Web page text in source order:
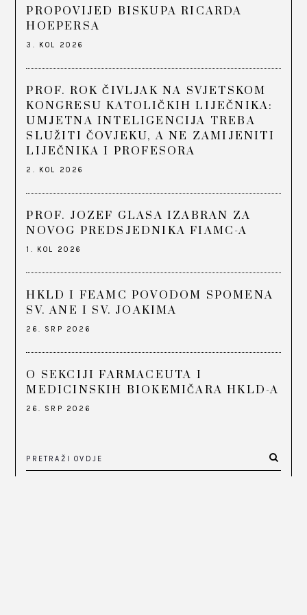
PROPOVIJED BISKUPA RICARDA
HOEPERSA
3. KOL 2026
PROF. ROK ČIVLJAK NA SVJETSKOM
KONGRESU KATOLIČKIH LIJEČNIKA:
UMJETNA INTELIGENCIJA TREBA
SLUŽITI ČOVJEKU, A NE ZAMIJENITI
LIJEČNIKA I PROFESORA
2. KOL 2026
PROF. JOZEF GLASA IZABRAN ZA
NOVOG PREDSJEDNIKA FIAMC-A
1. KOL 2026
HKLD I FEAMC POVODOM SPOMENA
SV. ANE I SV. JOAKIMA
26. SRP 2026
O SEKCIJI FARMACEUTA I
MEDICINSKIH BIOKEMIČARA HKLD-A
26. SRP 2026